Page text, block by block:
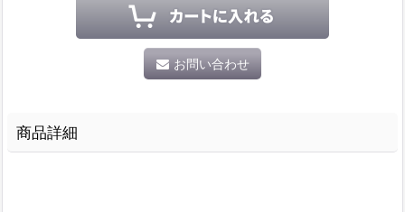
お問い合わせ
商品詳細